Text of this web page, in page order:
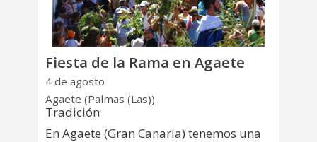
Fiesta de la Rama en Agaete
4 de agosto
Agaete (Palmas (Las))
Tradición
En Agaete (Gran Canaria) tenemos una